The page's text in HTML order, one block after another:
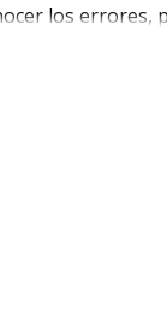
los errores,
y reconciliarse
y de pensar
de su amigo.